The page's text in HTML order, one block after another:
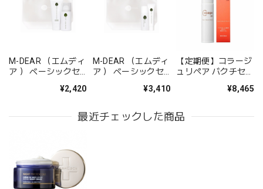
M-DEAR （エムディ
ア ） ベーシックセ
¥2,420
M-DEAR （エムディ
ア ） ベーシックセ
¥3,410
【定期便】コラージ
ュリペア バクチセラ
¥8,465
最近チェックした商品